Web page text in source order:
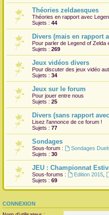
Théories zeldaesques
Théories en rapport avec
Sujets : 44
Divers (mais en rapport
Pour parler de Legend of Zelda
Sujets : 269
Jeux vidéos divers
Pour discuter des jeux vidéo
Sujets : 34
Jeux sur le forum
Pour jouer entre nous
Sujets : 25
Divers (sans rapport
Lisez l'annonce de ce forum !
Sujets : 77
Sondages
Sous-forum :
Sondages
Sujets : 30
JEU : Championnat
Sous-forums : Edition 2015,
Sujets : 69
CONNEXION